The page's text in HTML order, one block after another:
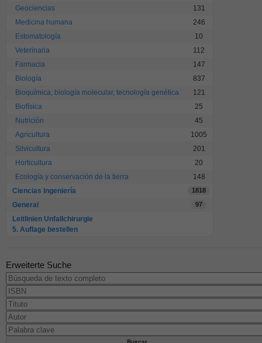
Geociencias
131
Medicina humana
246
Estomatología
10
Veterinaria
112
Farmacia
147
Biología
837
Bioquímica, biología molecular, tecnología genética
121
Biofísica
25
Nutrición
45
Agricultura
1005
Silvicultura
201
Horticultura
20
Ecología y conservación de la tierra
148
Ciencias Ingeniería
1818
General 97
Leitlinien Unfallchirurgie
5. Auflage bestellen
Erweiterte Suche